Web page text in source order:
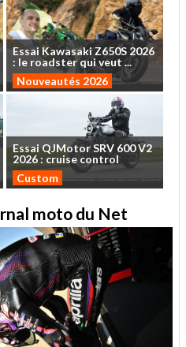
Essai KawasakiZ650S 2026
: le roadsterquiveut ...
Nouveautés 2026
EssaiQJMotorSRV 600V2
2026 : cruise control
Custom
moto du Net